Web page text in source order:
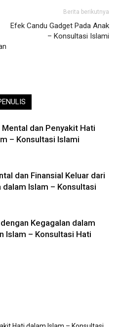
Berita berikutnya
Efek Candu Gadget Pada Anak
– Konsultasi Islami
Mental dan Penyakit Hati
– Konsultasi Islami
dan Finansial Keluar dari
dalam Islam – Konsultasi
Kegagalan dalam
Islam – Konsultasi Hati